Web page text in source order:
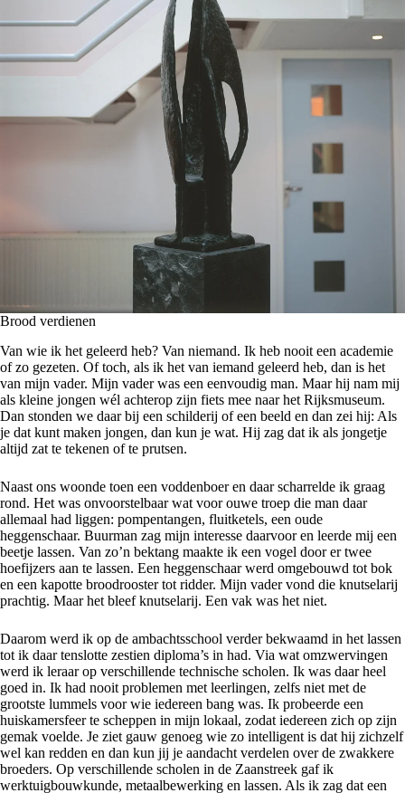
Brood verdienen
Van wie ik het geleerd heb? Van niemand. Ik heb nooit een academie
of zo gezeten. Of toch, als ik het van iemand geleerd heb, dan is het
van mijn vader. Mijn vader was een eenvoudig man. Maar hij nam mij
als kleine jongen wél achterop zijn fiets mee naar het Rijksmuseum.
Dan stonden we daar bij een schilderij of een beeld en dan zei hij: Als
je dat kunt maken jongen, dan kun je wat. Hij zag dat ik als jongetje
altijd zat te tekenen of te prutsen.
Naast ons woonde toen een voddenboer en daar scharrelde ik graag
rond. Het was onvoorstelbaar wat voor ouwe troep die man daar
allemaal had liggen: pompentangen, fluitketels, een oude
heggenschaar. Buurman zag mijn interesse daarvoor en leerde mij een
beetje lassen. Van zo’n bektang maakte ik een vogel door er twee
hoefijzers aan te lassen. Een heggenschaar werd omgebouwd tot bok
en een kapotte broodrooster tot ridder. Mijn vader vond die knutselarij
prachtig. Maar het bleef knutselarij. Een vak was het niet.
Daarom werd ik op de ambachtsschool verder bekwaamd in het lassen
tot ik daar tenslotte zestien diploma’s in had. Via wat omzwervingen
werd ik leraar op verschillende technische scholen. Ik was daar heel
goed in. Ik had nooit problemen met leerlingen, zelfs niet met de
grootste lummels voor wie iedereen bang was. Ik probeerde een
huiskamersfeer te scheppen in mijn lokaal, zodat iedereen zich op zijn
gemak voelde. Je ziet gauw genoeg wie zo intelligent is dat hij zichzelf
wel kan redden en dan kun jij je aandacht verdelen over de zwakkere
broeders. Op verschillende scholen in de Zaanstreek gaf ik
werktuigbouwkunde, metaalbewerking en lassen. Als ik zag dat een